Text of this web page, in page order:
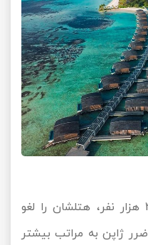
تاکنون فقط در جزیره بالی، 40 هزار نفر، هتلشان را لغو
ژاپن به مراتب بیشتر